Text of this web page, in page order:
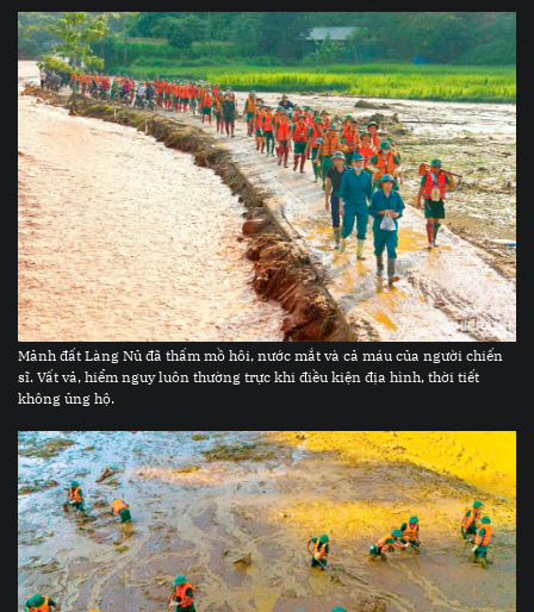
Mảnh đất Làng Nủ đã thấm mồ hôi, nước mắt và cả máu của người chiến
sĩ. Vất vả, hiểm nguy luôn thường trực khi điều kiện địa hình, thời tiết
không ủng hộ.